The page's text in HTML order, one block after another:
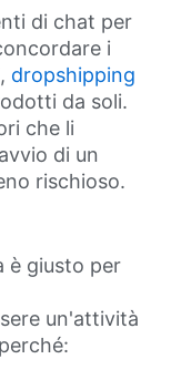
di chat per
i
dropshipping
da soli.
che li
di un
rischioso.
è giusto per
un'attività